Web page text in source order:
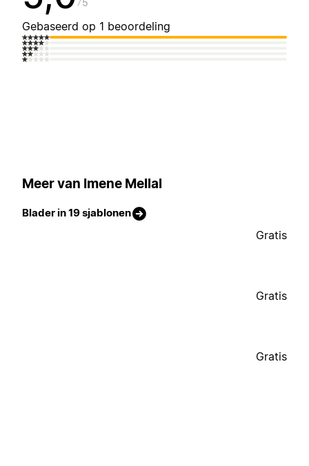
5
Gebaseerd op 1 beoordeling
Meer van Imene Mellal
Blader in 19 sjablonen
Gratis
Gratis
Gratis